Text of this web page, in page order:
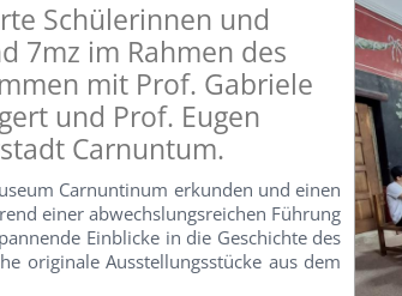
Schülerinnen und
7mz im Rahmen des
mit Prof. Gabriele
und Prof. Eugen
Carnuntum.
Carnuntinum erkunden und einen
einer abwechslungsreichen Führung
Einblicke in die Geschichte des
originale Ausstellungsstücke aus dem